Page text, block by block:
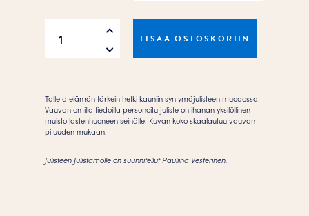
pieni
määrä
LISÄÄ OSTOSKORIIN
Talleta elämän tärkein hetki kauniin syntymäjulisteen muodossa!
Vauvan omilla tiedoilla personoitu juliste on ihanan yksilöllinen
muisto lastenhuoneen seinälle. Kuvan koko skaalautuu vauvan
pituuden mukaan.
Julisteen Julistamolle on suunnitellut Pauliina Vesterinen.